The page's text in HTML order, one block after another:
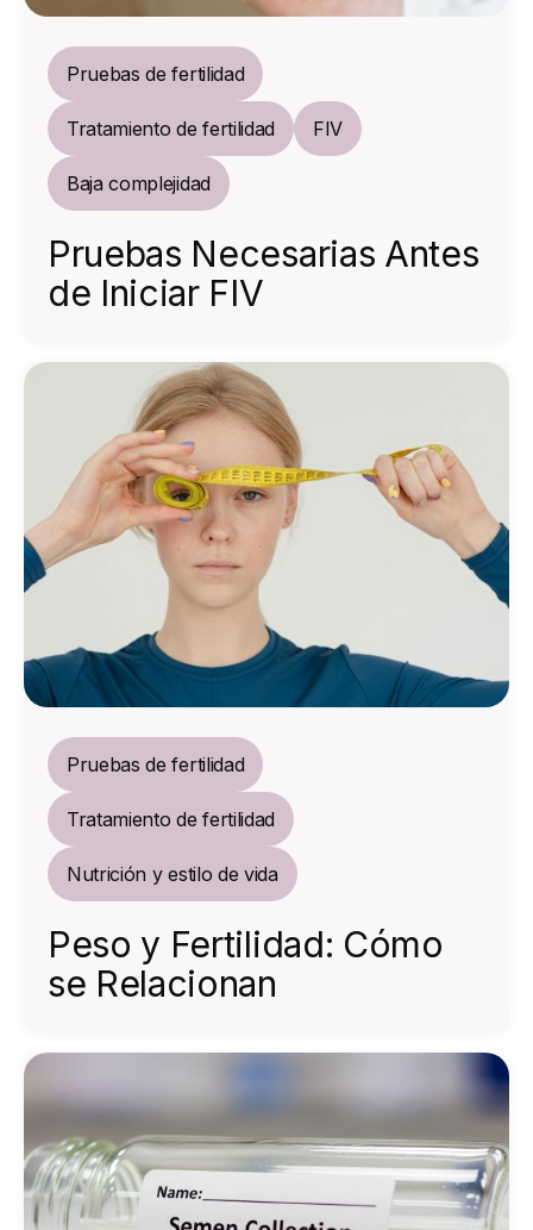
Pruebas de fertilidad
Tratamiento de fertilidad FIV
Baja complejidad
Pruebas Necesarias Antes
de Iniciar FIV
Pruebas de fertilidad
Tratamiento de fertilidad
Nutrición y estilo de vida
Peso y Fertilidad: Cómo
se Relacionan